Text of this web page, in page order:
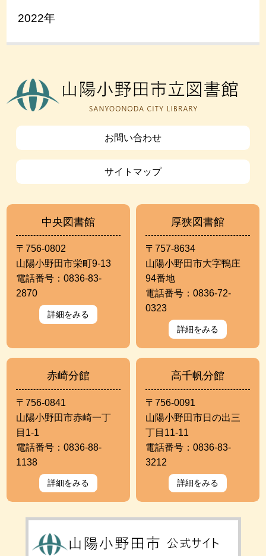
2022年
お問い合わせ
サイトマップ
中央図書館
〒756-0802
山陽小野田市栄町9-13
電話番号：0836-83-
2870
詳細をみる
厚狭図書館
〒757-8634
山陽小野田市大字鴨庄
94番地
電話番号：0836-72-
0323
詳細をみる
赤崎分館
〒756-0841
山陽小野田市赤崎一丁
目1-1
電話番号：0836-88-
1138
詳細をみる
高千帆分館
〒756-0091
山陽小野田市日の出三
丁目11-11
電話番号：0836-83-
3212
詳細をみる